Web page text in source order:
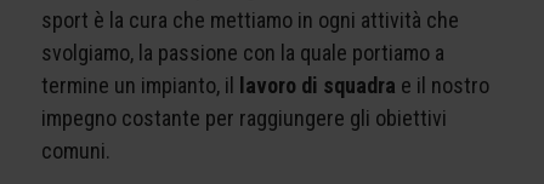
sport è la cura che mettiamo in ogni attività che
svolgiamo, la passione con la quale portiamo a
termine un impianto, il lavoro di squadra e il nostro
impegno costante per raggiungere gli obiettivi
comuni.